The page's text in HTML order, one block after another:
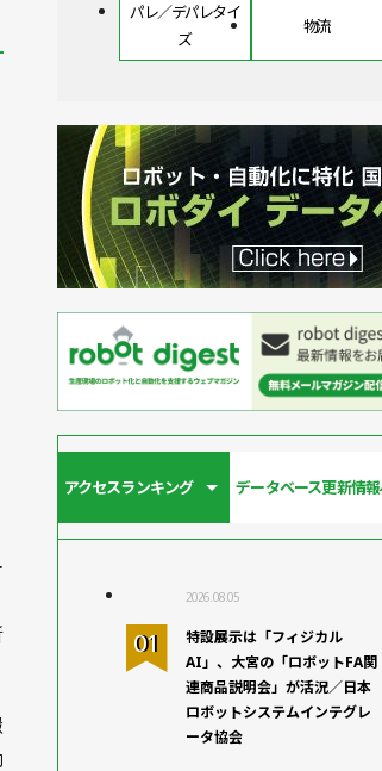
パレ／デパレタイ
ズ
物流
アクセスランキング データベース更新情報
2026.08.05
特設展示は「フィジカル
AI」、大宮の「ロボットFA関
連商品説明会」が活況／日本
ロボットシステムインテグレ
ータ協会